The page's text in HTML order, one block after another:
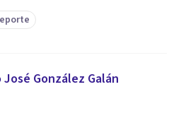
José González Galán